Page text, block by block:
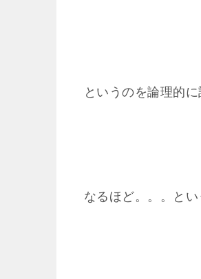
というのを論理的に
なるほど。。。とい